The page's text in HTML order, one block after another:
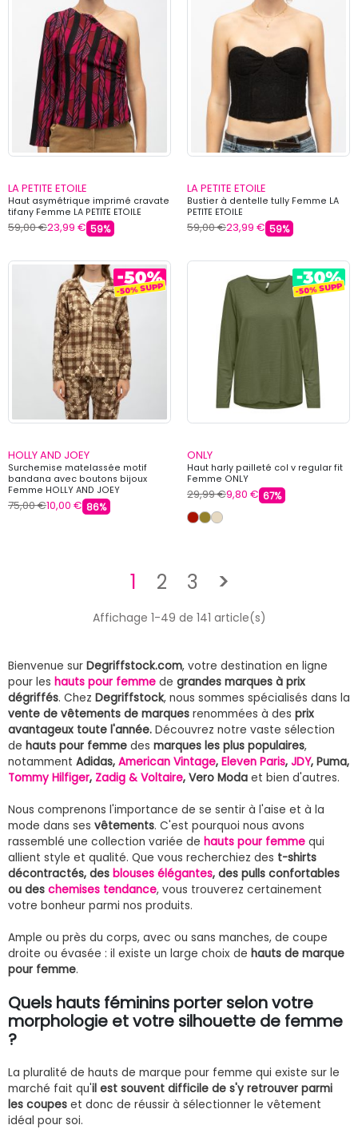
LA PETITE ETOILE
Haut asymétrique imprimé cravate
tifany Femme LA PETITE ETOILE
59,00 €23,99 € 59%
LA PETITE ETOILE
Bustier à dentelle tully Femme LA
PETITE ETOILE
59,00 €23,99 € 59%
HOLLY AND JOEY
Surchemise matelassée motif
bandana avec boutons bijoux
Femme HOLLY AND JOEY
75,00 €10,00 € 86%
ONLY
Haut harly pailleté col v regular fit
Femme ONLY
29,99 €9,80 € 67%
1 2 3 >Suivant
Affichage 1-49 de 141 article(s)
Bienvenue sur Degriffstock.com, votre destination en ligne
pour les hauts pour femme de grandes marques à prix
dégriffés. Chez Degriffstock, nous sommes spécialisés dans la
vente de vêtements de marques renommées à des prix
avantageux toute l'année. Découvrez notre vaste sélection
de hauts pour femme des marques les plus populaires,
notamment Adidas, American Vintage, Eleven Paris, JDY, Puma,
Tommy Hilfiger, Zadig & Voltaire, Vero Moda et bien d'autres.
Nous comprenons l'importance de se sentir à l'aise et à la
mode dans ses vêtements. C'est pourquoi nous avons
rassemblé une collection variée de hauts pour femme qui
allient style et qualité. Que vous recherchiez des t-shirts
décontractés, des blouses élégantes, des pulls confortables
ou des chemises tendance, vous trouverez certainement
votre bonheur parmi nos produits.
Ample ou près du corps, avec ou sans manches, de coupe
droite ou évasée : il existe un large choix de hauts de marque
pour femme.
Quels hauts féminins porter selon votre
morphologie et votre silhouette de femme
?
La pluralité de hauts de marque pour femme qui existe sur le
marché fait qu'il est souvent difficile de s'y retrouver parmi
les coupes et donc de réussir à sélectionner le vêtement
idéal pour soi.